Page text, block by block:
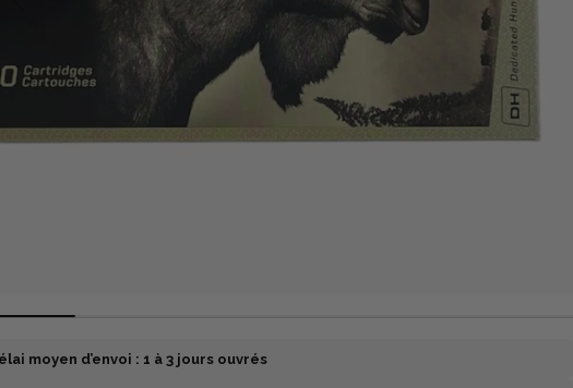
moyen d’envoi : 1 à 3 jours ouvrés